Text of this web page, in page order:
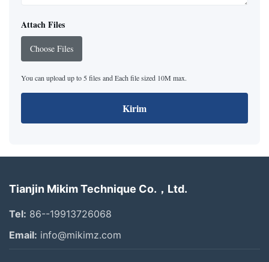
Attach Files
Choose Files
You can upload up to 5 files and Each file sized 10M max.
Kirim
Tianjin Mikim Technique Co.，Ltd.
Tel: 86--19913726068
Email: info@mikimz.com